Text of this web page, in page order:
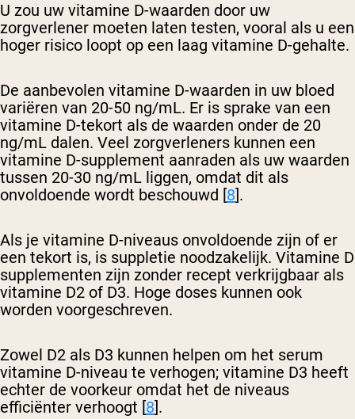
U zou uw vitamine D-waarden door uw
zorgverlener moeten laten testen, vooral als u een
hoger risico loopt op een laag vitamine D-gehalte.
De aanbevolen vitamine D-waarden in uw bloed
variëren van 20-50 ng/mL. Er is sprake van een
vitamine D-tekort als de waarden onder de 20
ng/mL dalen. Veel zorgverleners kunnen een
vitamine D-supplement aanraden als uw waarden
tussen 20-30 ng/mL liggen, omdat dit als
onvoldoende wordt beschouwd [8].
Als je vitamine D-niveaus onvoldoende zijn of er
een tekort is, is suppletie noodzakelijk. Vitamine D
supplementen zijn zonder recept verkrijgbaar als
vitamine D2 of D3. Hoge doses kunnen ook
worden voorgeschreven.
Zowel D2 als D3 kunnen helpen om het serum
vitamine D-niveau te verhogen; vitamine D3 heeft
echter de voorkeur omdat het de niveaus
efficiënter verhoogt [8].